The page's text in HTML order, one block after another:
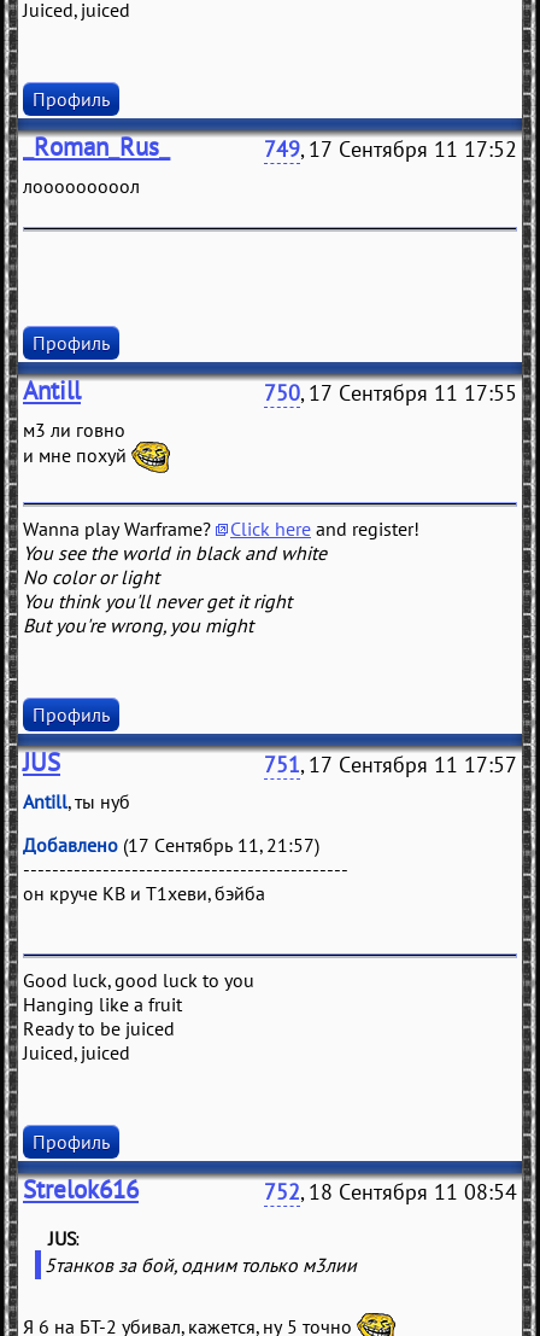
Juiced, juiced
Профиль
_Roman_Rus_ 749, 17 Сентября 11 17:52
лооооооооол
Профиль
Antill 750, 17 Сентября 11 17:55
м3 ли говно
и мне похуй
Wanna play Warframe? Click here and register!
You see the world in black and white
No color or light
You think you'll never get it right
But you're wrong, you might
Профиль
JUS 751, 17 Сентября 11 17:57
Antill, ты нуб
Добавлено (17 Сентябрь 11, 21:57)
---------------------------------------------
он круче КВ и Т1хеви, бэйба
Good luck, good luck to you
Hanging like a fruit
Ready to be juiced
Juiced, juiced
Профиль
Strelok616 752, 18 Сентября 11 08:54
(JUS
5танков за бой, одним только м3лии
Я 6 на БТ-2 убивал, кажется, ну 5 точно